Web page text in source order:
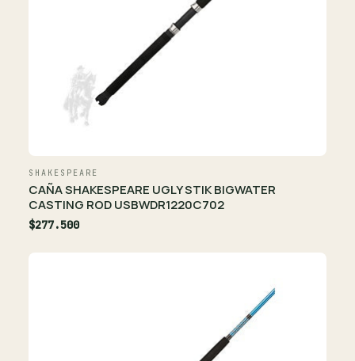
SHAKESPEARE
CAÑA SHAKESPEARE UGLY STIK BIGWATER
CASTING ROD USBWDR1220C702
$277.500